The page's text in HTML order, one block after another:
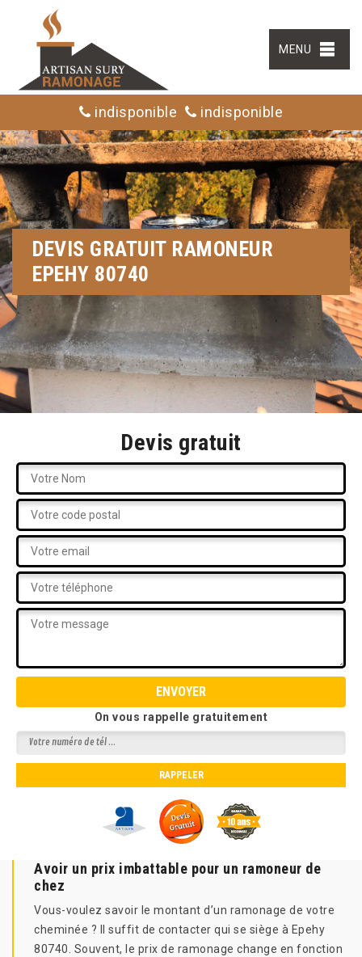
MENU
indisponible indisponible
DEVIS GRATUIT RAMONEUR
EPEHY 80740
Devis gratuit
On vous rappelle gratuitement
Avoir un prix imbattable pour un ramoneur de
chez
Vous-voulez savoir le montant d’un ramonage de votre
cheminée ? Il suffit de contacter qui se siège à Epehy
80740. Souvent, le prix de ramonage change en fonction